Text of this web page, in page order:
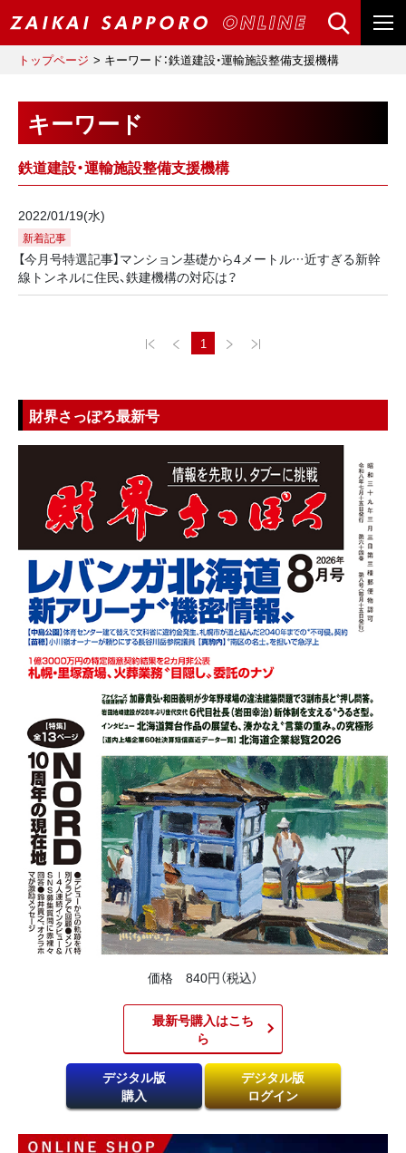
トップページ キーワード：鉄道建設・運輸施設整備支援機構
キーワード
鉄道建設・運輸施設整備支援機構
2022/01/19(水)
新着記事
【今月号特選記事】マンション基礎から4メートル…近すぎる新幹
線トンネルに住民、鉄建機構の対応は？
1
財界さっぽろ最新号
価格 840円（税込）
最新号購入はこち
ら​
デジタル版
購入
デジタル版
ログイン